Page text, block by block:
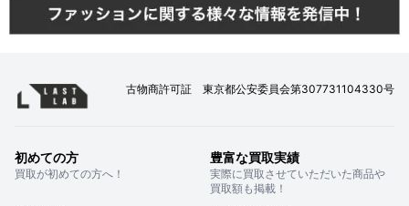
古物商許可証 東京都公安委員会第307731104330号
初めての方
買取が初めての方へ！
豊富な買取実績
実際に買取させていただいた商品や
買取額も掲載！